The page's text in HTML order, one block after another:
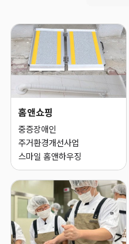
홈앤쇼핑
중증장애인
주거환경개선사업
스마일 홈앤하우징